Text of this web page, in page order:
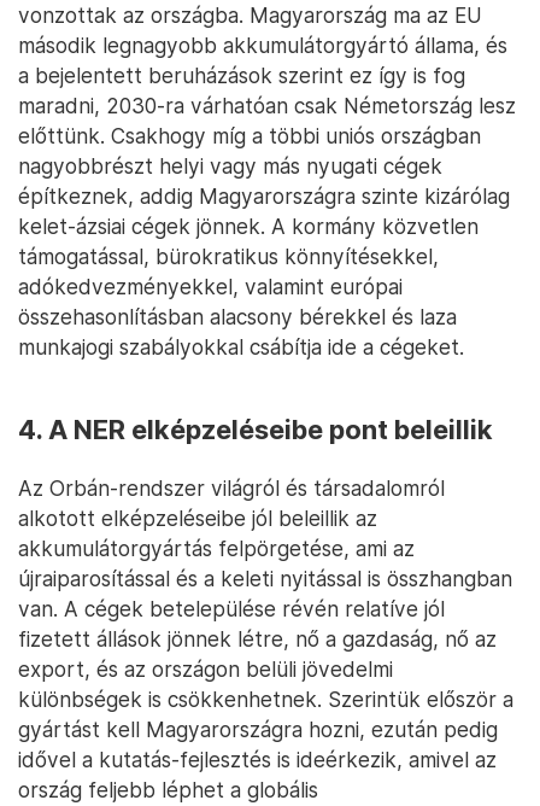
vonzottak az országba. Magyarország ma az EU
második legnagyobb akkumulátorgyártó állama, és
a bejelentett beruházások szerint ez így is fog
maradni, 2030-ra várhatóan csak Németország lesz
előttünk. Csakhogy míg a többi uniós országban
nagyobbrészt helyi vagy más nyugati cégek
építkeznek, addig Magyarországra szinte kizárólag
kelet-ázsiai cégek jönnek. A kormány közvetlen
támogatással, bürokratikus könnyítésekkel,
adókedvezményekkel, valamint európai
összehasonlításban alacsony bérekkel és laza
munkajogi szabályokkal csábítja ide a cégeket.
4. A NER elképzeléseibe pont beleillik
Az Orbán-rendszer világról és társadalomról
alkotott elképzeléseibe jól beleillik az
akkumulátorgyártás felpörgetése, ami az
újraiparosítással és a keleti nyitással is összhangban
van. A cégek betelepülése révén relatíve jól
fizetett állások jönnek létre, nő a gazdaság, nő az
export, és az országon belüli jövedelmi
különbségek is csökkenhetnek. Szerintük először a
gyártást kell Magyarországra hozni, ezután pedig
idővel a kutatás-fejlesztés is ideérkezik, amivel az
ország feljebb léphet a globális